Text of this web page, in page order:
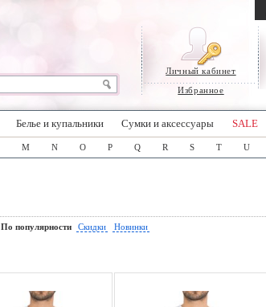
Личный кабинет
Избранное
Белье и купальники Сумки и аксессуары SALE
M N O P Q R S T U
По популярности Скидки Новинки